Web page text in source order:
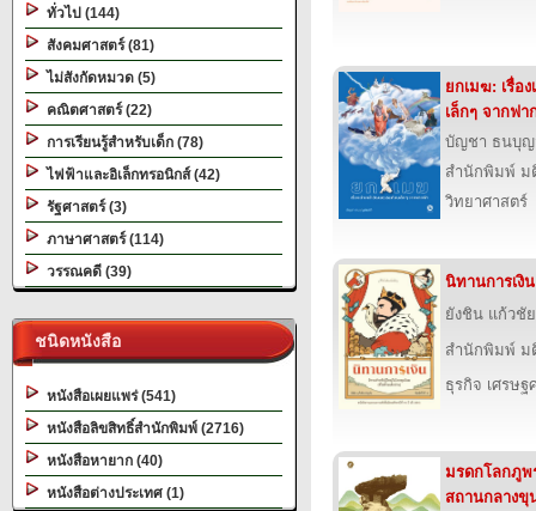
ทั่วไป (144)
สังคมศาสตร์ (81)
ไม่สังกัดหมวด (5)
คณิตศาสตร์ (22)
การเรียนรู้สำหรับเด็ก (78)
ไฟฟ้าและอิเล็กทรอนิกส์ (42)
รัฐศาสตร์ (3)
ภาษาศาสตร์ (114)
วรรณคดี (39)
ชนิดหนังสือ
หนังสือเผยแพร่ (541)
หนังสือลิขสิทธิ์สำนักพิมพ์ (2716)
หนังสือหายาก (40)
หนังสือต่างประเทศ (1)
ยกเมฆ: เรื่อ
เล็กๆ จากฟา
บัญชา ธนบุ
สำนักพิมพ์ ม
วิทยาศาสตร์
นิทานการเงิ
ยังชิน แก้วชั
สำนักพิมพ์ ม
ธุรกิจ เศรษฐ
มรดกโลกภูพ
สถานกลางขุ